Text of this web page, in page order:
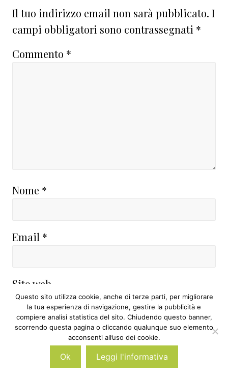
Il tuo indirizzo email non sarà pubblicato. I
campi obbligatori sono contrassegnati *
Commento *
Nome *
Email *
Sito web
Avvertimi via email in caso di risposte al
mio commento.
Questo sito utilizza cookie, anche di terze parti, per migliorare
la tua esperienza di navigazione, gestire la pubblicità e
compiere analisi statistica del sito. Chiudendo questo banner,
scorrendo questa pagina o cliccando qualunque suo elemento
acconsenti all’uso dei cookie.
Ok Leggi l'informativa